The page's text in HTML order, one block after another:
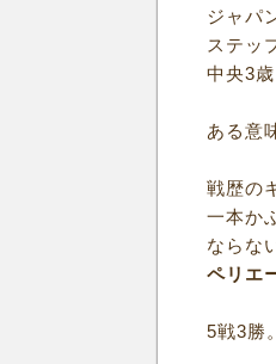
ジャパ
ステッ
中央3
ある意
戦歴の
一本か
ならな
ペリエ
5戦3勝。